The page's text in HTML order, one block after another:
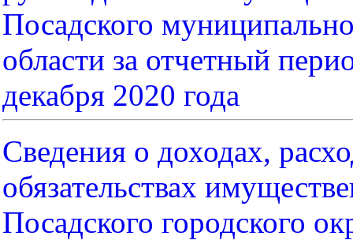
Посадского
области за отчетный
декабря 2020 года
Сведения о доходах,
обязательствах
Посадского городского